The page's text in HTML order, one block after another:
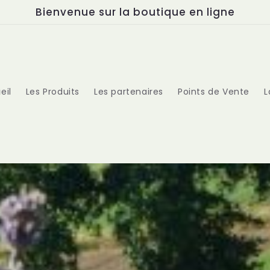
Bienvenue sur la boutique en ligne
Les Produits Les partenaires Points de Vente